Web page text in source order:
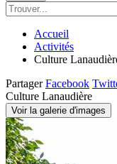
Accueil
Activités
Culture
Partager Facebook
Culture Lanaudière
Voir la galerie d'images